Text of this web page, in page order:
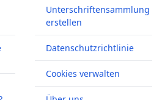
Unterschriftensammlung
erstellen
Datenschutzrichtlinie
Cookies verwalten